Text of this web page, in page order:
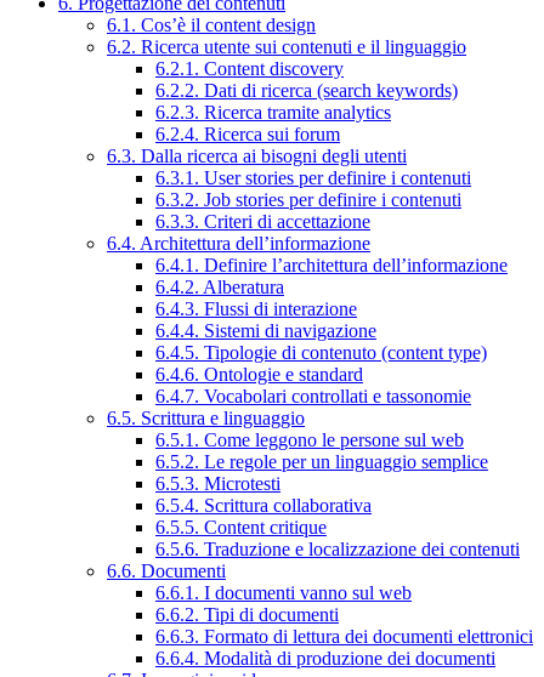
6.1. Cos’è il content design
6.2. Ricerca utente sui contenuti e il linguaggio
6.2.1. Content discovery
6.2.2. Dati di ricerca (search keywords)
6.2.3. Ricerca tramite analytics
6.2.4. Ricerca sui forum
6.3. Dalla ricerca ai bisogni degli utenti
6.3.1. User stories per definire i contenuti
6.3.2. Job stories per definire i contenuti
6.3.3. Criteri di accettazione
6.4. Architettura dell’informazione
6.4.1. Definire l’architettura dell’informazione
6.4.2. Alberatura
6.4.3. Flussi di interazione
6.4.4. Sistemi di navigazione
6.4.5. Tipologie di contenuto (content type)
6.4.6. Ontologie e standard
6.4.7. Vocabolari controllati e tassonomie
6.5. Scrittura e linguaggio
6.5.1. Come leggono le persone sul web
6.5.2. Le regole per un linguaggio semplice
6.5.3. Microtesti
6.5.4. Scrittura collaborativa
6.5.5. Content critique
6.5.6. Traduzione e localizzazione dei contenuti
6.6. Documenti
6.6.1. I documenti vanno sul web
6.6.2. Tipi di documenti
6.6.3. Formato di lettura dei documenti elettronici
6.6.4. Modalità di produzione dei documenti